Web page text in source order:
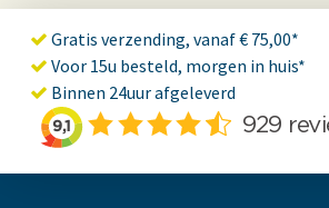
Gratis verzending, vanaf € 75,00*
Voor 15u besteld, morgen in huis*
Binnen 24uur afgeleverd